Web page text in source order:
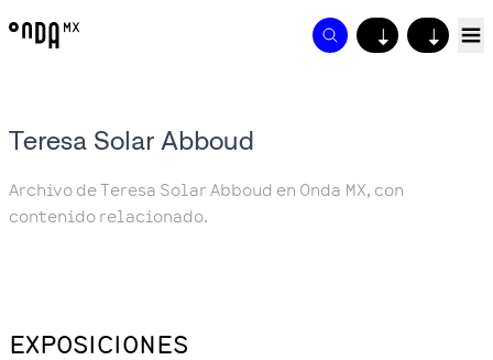
↓ ↓
Teresa Solar Abboud
Archivo de Teresa Solar Abboud en Onda MX, con
contenido relacionado.
EXPOSICIONES